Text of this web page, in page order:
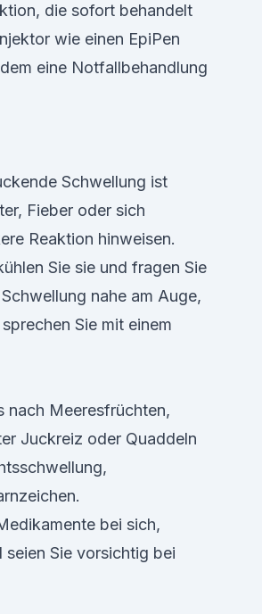
die sofort behandelt
wie einen EpiPen
eine Notfallbehandlung
Schwellung ist
Fieber oder sich
Reaktion hinweisen.
Sie sie und fragen Sie
nahe am Auge,
Sie mit einem
nach Meeresfrüchten,
Juckreiz oder Quaddeln
bei sich,
Sie vorsichtig bei